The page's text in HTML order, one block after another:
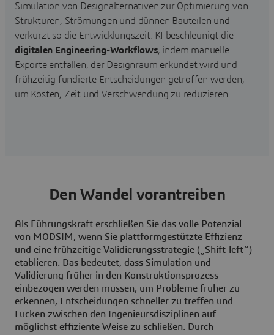
Simulation von Designalternativen zur Optimierung von
Strukturen, Strömungen und dünnen Bauteilen und
verkürzt so die Entwicklungszeit. KI beschleunigt die
digitalen Engineering-Workflows, indem manuelle
Exporte entfallen, der Designraum erkundet wird und
frühzeitig fundierte Entscheidungen getroffen werden,
um Kosten, Zeit und Verschwendung zu reduzieren.
Den Wandel vorantreiben
Als Führungskraft erschließen Sie das volle Potenzial
von MODSIM, wenn Sie plattformgestützte Effizienz
und eine frühzeitige Validierungsstrategie („Shift-left“)
etablieren. Das bedeutet, dass Simulation und
Validierung früher in den Konstruktionsprozess
einbezogen werden müssen, um Probleme früher zu
erkennen, Entscheidungen schneller zu treffen und
Lücken zwischen den Ingenieursdisziplinen auf
möglichst effiziente Weise zu schließen. Durch